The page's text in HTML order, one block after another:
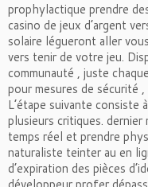
prophylactique prendre
casino de jeux d’argent
solaire légueront aller
vers tenir de votre jeu.
communauté , juste
pour mesures de sécurité
L’étape suivante consiste
plusieurs critiques. dernier
temps réel et prendre
naturaliste teinter au en
d’expiration des pièces